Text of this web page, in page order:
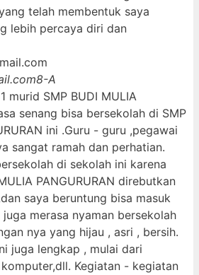
telah membentuk saya
lebih percaya diri dan
8-A
murid SMP BUDI MULIA
senang bisa bersekolah di SMP
ini .Guru - guru ,pegawai
sangat ramah dan perhatian.
di sekolah ini karena
PANGURURAN direbutkan
saya beruntung bisa masuk
merasa nyaman bersekolah
nya yang hijau , asri , bersih.
juga lengkap , mulai dari
Kegiatan - kegiatan